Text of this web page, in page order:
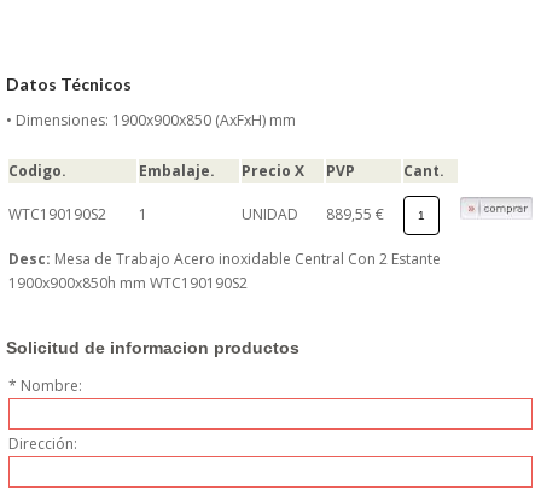
COMPLEMENTOS DE BA�O
COMPLEMENTOS DE MESA
ELECTRODOM�STICOS
Datos Técnicos
• Dimensiones: 1900x900x850 (AxFxH) mm
Codigo. Embalaje. Precio X PVP Cant.
WTC190190S2 1 UNIDAD 889,55 €
Desc: Mesa de Trabajo Acero inoxidable Central Con 2 Estante
1900x900x850h mm WTC190190S2
Solicitud de informacion productos
* Nombre:
Dirección: